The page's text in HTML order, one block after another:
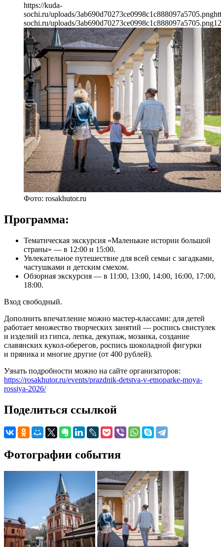
https://kuda-
sochi.ru/uploads/3ab690d70273ce0998c1c888097a5705.png
sochi.ru/uploads/3ab690d70273ce0998c1c888097a5705.png
Фото: rosakhutor.ru
Программа:
Тематическая экскурсия «Маленькие истории большой
страны» — в 12:00 и 15:00.
Увлекательное путешествие для всей семьи с загадками,
частушками и детским смехом.
Обзорная экскурсия — в 11:00, 13:00, 14:00, 16:00, 17:00,
18:00.
Вход свободный.
Дополнить впечатление можно мастер-классами: для детей
работает множество творческих занятий — роспись свистулек
и изделий из гипса, лепка, декупаж, мозаика, создание
славянских кукол-оберегов, роспись шоколадной фигурки
и пряника и многие другие (от 400 рублей).
Узнать подробности можно на сайте организаторов:
https://rosakhutor.ru/events/prazdnik-detstva-v-etnoparke-moya-
rossiya-2026/
Поделиться ссылкой
Фотографии события